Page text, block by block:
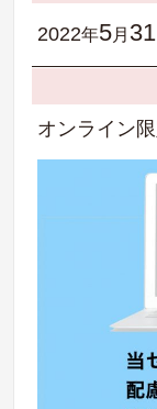
2022年5月31
オンライン